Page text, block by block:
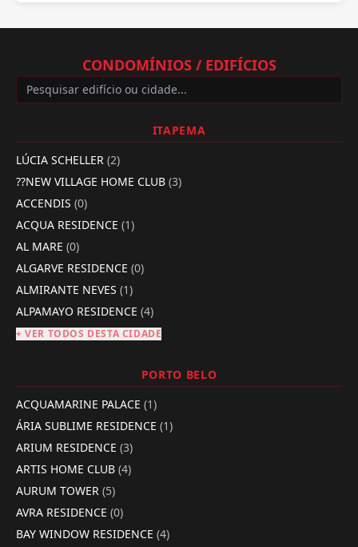
CONDOMÍNIOS / EDIFÍCIOS
ITAPEMA
LÚCIA SCHELLER (2)
??NEW VILLAGE HOME CLUB (3)
ACCENDIS (0)
ACQUA RESIDENCE (1)
AL MARE (0)
ALGARVE RESIDENCE (0)
ALMIRANTE NEVES (1)
ALPAMAYO RESIDENCE (4)
+ VER TODOS DESTA CIDADE
PORTO BELO
ACQUAMARINE PALACE (1)
ÁRIA SUBLIME RESIDENCE (1)
ARIUM RESIDENCE (3)
ARTIS HOME CLUB (4)
AURUM TOWER (5)
AVRA RESIDENCE (0)
BAY WINDOW RESIDENCE (4)